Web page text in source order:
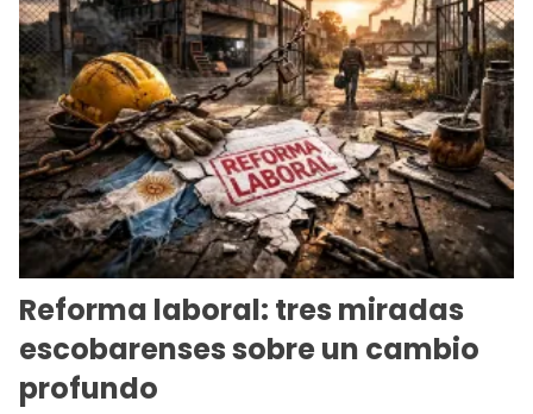
Reforma laboral: tres miradas
escobarenses sobre un cambio
profundo